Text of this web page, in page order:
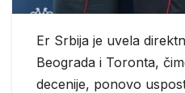
Er Srbija je uvela
Beograda i Toronta,
decenije, ponovo